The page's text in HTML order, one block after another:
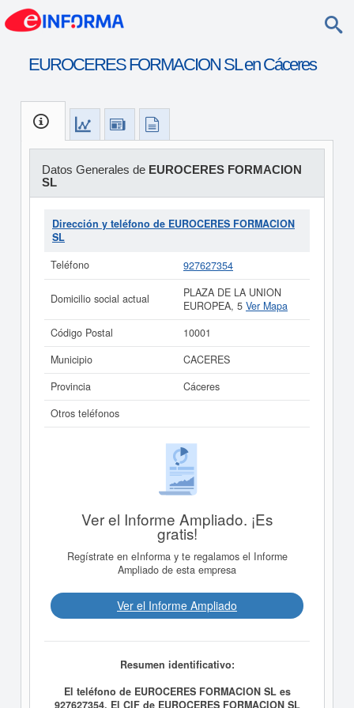
EUROCERES FORMACION SL en Cáceres
Datos Generales de EUROCERES FORMACION
SL
Dirección y teléfono de EUROCERES FORMACION
SL
Teléfono
927627354
Domicilio social actual
PLAZA DE LA UNION
EUROPEA, 5 Ver Mapa
Código Postal
10001
Municipio
CACERES
Provincia
Cáceres
Otros teléfonos
Ver el Informe Ampliado. ¡Es
gratis!
Regístrate en eInforma y te regalamos el Informe
Ampliado de esta empresa
Ver el Informe Ampliado
Resumen identificativo:
El teléfono de EUROCERES FORMACION SL es
927627354. El CIF de EUROCERES FORMACION SL